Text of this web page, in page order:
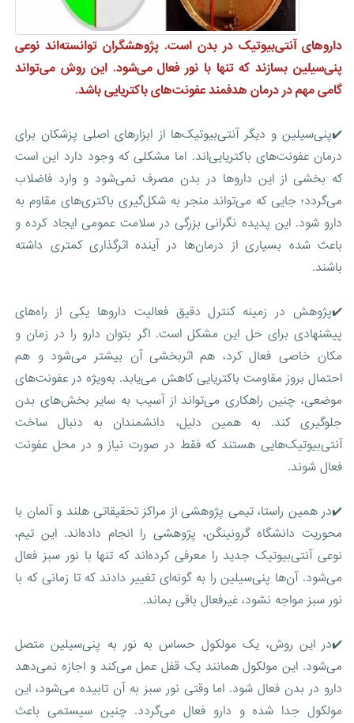
داروهای آنتی‌بیوتیک در بدن است. پژوهشگران توانسته‌اند نوعی
پنی‌سیلین بسازند که تنها با نور فعال می‌شود. این روش می‌تواند
گامی مهم در درمان هدفمند عفونت‌های باکتریایی باشد.
✔️پنی‌سیلین و دیگر آنتی‌بیوتیک‌ها از ابزارهای اصلی پزشکان برای
درمان عفونت‌های باکتریایی‌اند. اما مشکلی که وجود دارد این است
که بخشی از این داروها در بدن مصرف نمی‌شود و وارد فاضلاب
می‌گردد؛ جایی که می‌تواند منجر به شکل‌گیری باکتری‌های مقاوم به
دارو شود. این پدیده نگرانی بزرگی در سلامت عمومی ایجاد کرده و
باعث شده بسیاری از درمان‌ها در آینده اثرگذاری کمتری داشته
باشند.
✔️پژوهش در زمینه کنترل دقیق فعالیت داروها یکی از راه‌های
پیشنهادی برای حل این مشکل است. اگر بتوان دارو را در زمان و
مکان خاصی فعال کرد، هم اثربخشی آن بیشتر می‌شود و هم
احتمال بروز مقاومت باکتریایی کاهش می‌یابد. به‌ویژه در عفونت‌های
موضعی، چنین راهکاری می‌تواند از آسیب به سایر بخش‌های بدن
جلوگیری کند. به همین دلیل، دانشمندان به دنبال ساخت
آنتی‌بیوتیک‌هایی هستند که فقط در صورت نیاز و در محل عفونت
فعال شوند.
✔️در همین راستا، تیمی پژوهشی از مراکز تحقیقاتی هلند و آلمان با
محوریت دانشگاه گرونینگن، پژوهشی را انجام داده‌اند. این تیم،
نوعی آنتی‌بیوتیک جدید را معرفی کرده‌اند که تنها با نور سبز فعال
می‌شود. آن‌ها پنی‌سیلین را به گونه‌ای تغییر دادند که تا زمانی که با
نور سبز مواجه نشود، غیرفعال باقی بماند.
✔️در این روش، یک مولکول حساس به نور به پنی‌سیلین متصل
می‌شود. این مولکول همانند یک قفل عمل می‌کند و اجازه نمی‌دهد
دارو در بدن فعال شود. اما وقتی نور سبز به آن تابیده می‌شود، این
مولکول جدا شده و دارو فعال می‌گردد. چنین سیستمی باعث